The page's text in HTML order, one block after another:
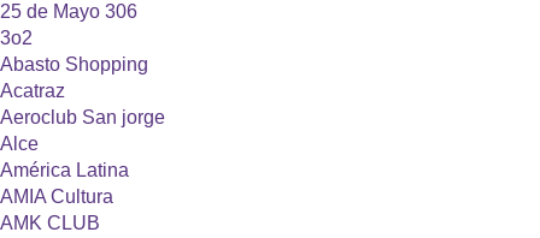
25 de Mayo 306
3o2
Abasto Shopping
Acatraz
Aeroclub San jorge
Alce
América Latina
AMIA Cultura
AMK CLUB